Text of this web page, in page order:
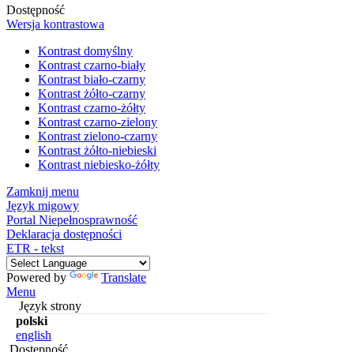
Dostępność
Wersja kontrastowa
Kontrast domyślny
Kontrast czarno-biały
Kontrast biało-czarny
Kontrast żółto-czarny
Kontrast czarno-żółty
Kontrast czarno-zielony
Kontrast zielono-czarny
Kontrast żółto-niebieski
Kontrast niebiesko-żółty
Zamknij menu
Język migowy
Portal Niepełnosprawność
Deklaracja dostępności
ETR - tekst
Powered by
Translate
Menu
Język strony
polski
english
Dostępność